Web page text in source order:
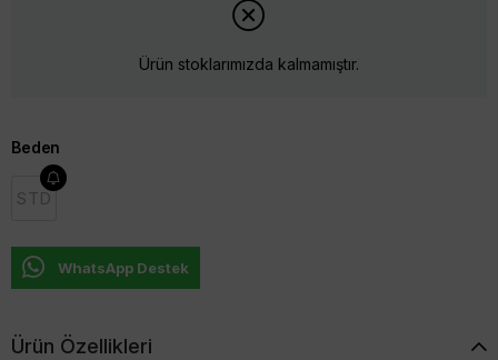
Ürün stoklarımızda kalmamıştır.
Beden
STD
WhatsApp Destek
Ürün Özellikleri